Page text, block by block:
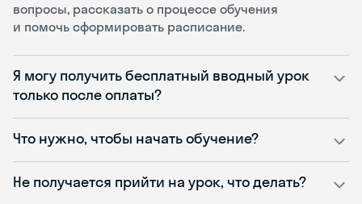
вопросы, рассказать о процессе обучения
и помочь сформировать расписание.
Я могу получить бесплатный вводный урок
только после оплаты?
Что нужно, чтобы начать обучение?
Не получается прийти на урок, что делать?